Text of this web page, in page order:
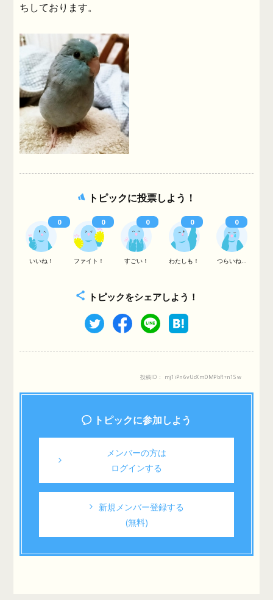
ちしております。
トピックに投票しよう！
いいね！ ファイト！ すごい！ わたしも！ つらいね...
0 0 0 0 0
トピックをシェアしよう！
投稿ID： mj1iPn6vUcXmDMPbR+n1Sw
トピックに参加しよう
メンバーの方は
ログインする
新規メンバー登録する
(無料)